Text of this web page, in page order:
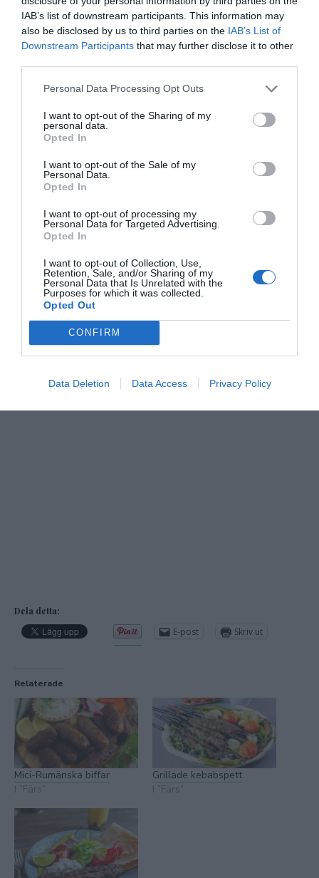
IAB’s list of downstream participants. This information may
also be disclosed by us to third parties on the IAB’s List of
Downstream Participants that may further disclose it to other
Personal Data Processing Opt Outs
I want to opt-out of the Sharing of my
personal data.
Opted In
I want to opt-out of the Sale of my
Personal Data.
Opted In
I want to opt-out of processing my
Personal Data for Targeted Advertising.
Opted In
I want to opt-out of Collection, Use,
Retention, Sale, and/or Sharing of my
Personal Data that Is Unrelated with the
Purposes for which it was collected.
Opted Out
CONFIRM
Data Deletion Data Access Privacy Policy
Dela detta:
E-post Skriv ut
Relaterade
Mici-Rumänska biffar
I ”Färs”
Grillade kebabspett
I ”Färs”